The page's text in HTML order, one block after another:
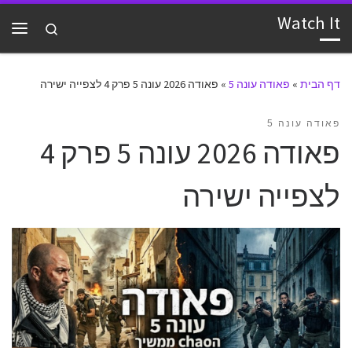
דלג לתוכן Watch It
Search
דף הבית » פאודה עונה 5 » פאודה 2026 עונה 5 פרק 4 לצפייה ישירה
פאודה עונה 5
פאודה 2026 עונה 5 פרק 4
לצפייה ישירה